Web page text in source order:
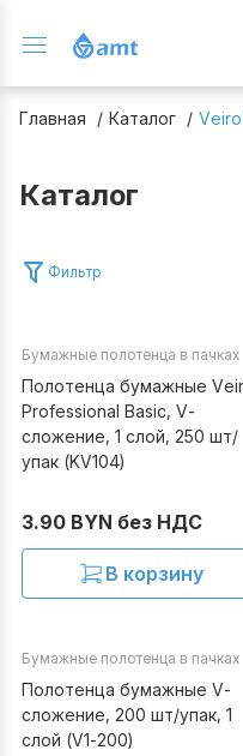
Главная Каталог
Каталог
Фильтр
В наличии
Бумажные полотенца в пачках
Полотенца бумажные
Professional Basic, V-
сложение, 1 слой, 250 шт/
упак (KV104)
3.90 BYN без НДС
В корзину
В наличии
Бумажные полотенца в пачках
Полотенца бумажные V-
сложение, 200 шт/упак, 1
слой (V1-200)